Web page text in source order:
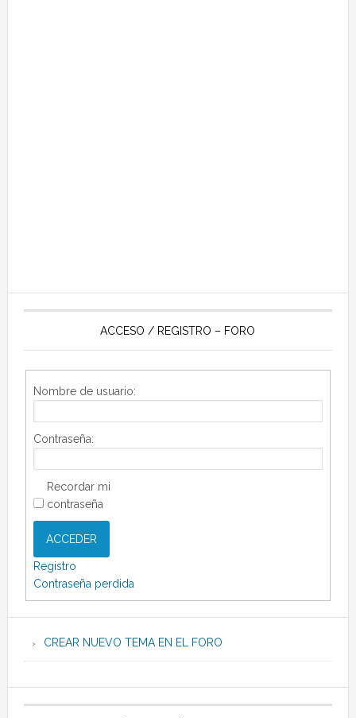
ACCESO / REGISTRO – FORO
Nombre de usuario:
Contraseña:
Recordar mi
contraseña
ACCEDER
Registro
Contraseña perdida
CREAR NUEVO TEMA EN EL FORO